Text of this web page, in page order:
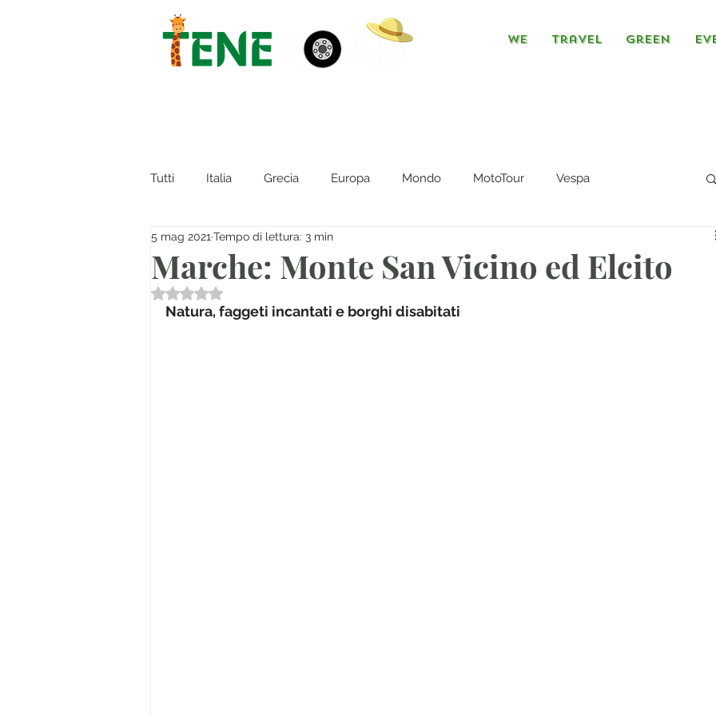
We Travel Green
Tutti Italia Grecia Europa Mondo MotoTour Vespa
Marche: Monte San Vicino ed Elcito
5 mag 2021 Tempo di lettura: 3 min
Valutazione NaN stelle su 5.
Natura, faggeti incantati e borghi disabitati